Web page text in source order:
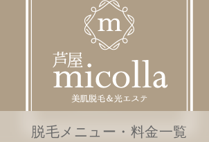
脱毛メニュー・料金一覧